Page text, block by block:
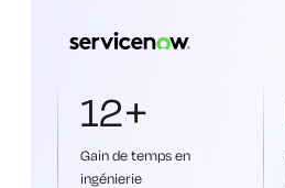
12+
Gain de temps en
ingénierie